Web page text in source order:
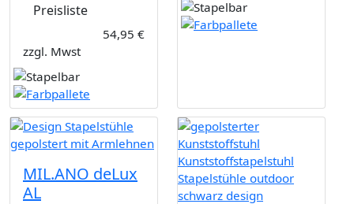
Preisliste
54,95 €
zzgl. Mwst
MIL.ANO deLux
AL